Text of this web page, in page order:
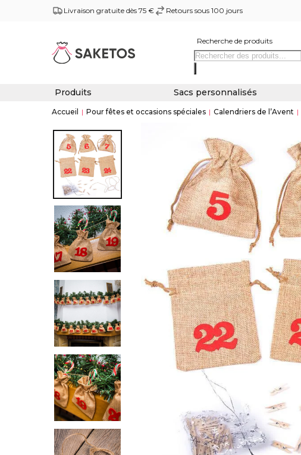
Livraison gratuite dès 75 € Retours sous 100 jours
Recherche de produits
Produits Sacs personnalisés
Accueil | Pour fêtes et occasions spéciales | Calendriers de l’Avent |